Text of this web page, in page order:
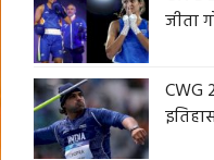
जीता
CWG